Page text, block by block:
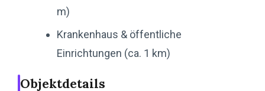
m)
Krankenhaus & öffentliche
Einrichtungen (ca. 1 km)
Objektdetails